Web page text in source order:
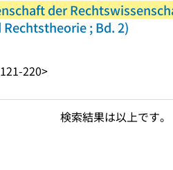
der
; Bd. 2)
220>
検索結果は以上です。